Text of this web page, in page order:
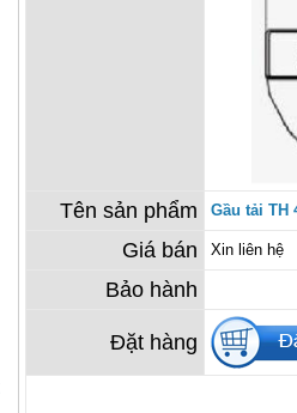
Tên sản phẩm Gầu tải TH
Giá bán Xin liên hệ
Bảo hành
Đặt hàng